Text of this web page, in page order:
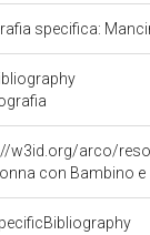
specifica:
w3id.org/arco/
con Bambino e